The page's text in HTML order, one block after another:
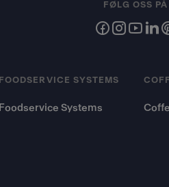
FOODSERVICE SYSTEMS
Foodservice Systems
FØLG OSS PÅ